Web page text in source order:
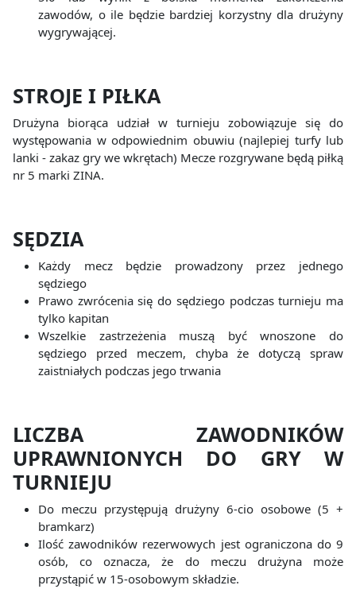
zawodów, o ile będzie bardziej korzystny dla drużyny
wygrywającej.
STROJE I PIŁKA
Drużyna biorąca udział w turnieju zobowiązuje się do
występowania w odpowiednim obuwiu (najlepiej turfy lub
lanki - zakaz gry we wkrętach) Mecze rozgrywane będą piłką
nr 5 marki ZINA.
SĘDZIA
Każdy mecz będzie prowadzony przez jednego
sędziego
Prawo zwrócenia się do sędziego podczas turnieju ma
tylko kapitan
Wszelkie zastrzeżenia muszą być wnoszone do
sędziego przed meczem, chyba że dotyczą spraw
zaistniałych podczas jego trwania
LICZBA
ZAWODNIKÓW
UPRAWNIONYCH
DO GRY
W
TURNIEJU
Do meczu przystępują drużyny 6-cio osobowe (5 +
bramkarz)
Ilość zawodników rezerwowych jest ograniczona do 9
osób, co oznacza, że do meczu drużyna może
przystąpić w 15-osobowym składzie.